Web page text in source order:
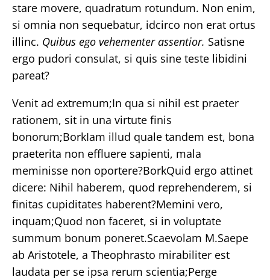
stare movere, quadratum rotundum. Non enim,
si omnia non sequebatur, idcirco non erat ortus
illinc. Quibus ego vehementer assentior. Satisne
ergo pudori consulat, si quis sine teste libidini
pareat?
Venit ad extremum;In qua si nihil est praeter
rationem, sit in una virtute finis
bonorum;BorkIam illud quale tandem est, bona
praeterita non effluere sapienti, mala
meminisse non oportere?BorkQuid ergo attinet
dicere: Nihil haberem, quod reprehenderem, si
finitas cupiditates haberent?Memini vero,
inquam;Quod non faceret, si in voluptate
summum bonum poneret.Scaevolam M.Saepe
ab Aristotele, a Theophrasto mirabiliter est
laudata per se ipsa rerum scientia;Perge